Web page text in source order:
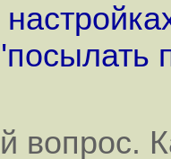
вопрос.